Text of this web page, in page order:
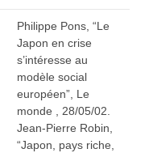
Philippe Pons, “Le
Japon en crise
s’intéresse au
modèle social
européen”, Le
monde , 28/05/02.
Jean-Pierre Robin,
“Japon, pays riche,